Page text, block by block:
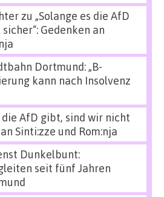
zu „Solange es die AfD
Gedenken an
Dortmund: „B-
kann nach Insolvenz
die AfD gibt, sind wir nicht
Sinti:zze und Rom:nja
Dunkelbunt:
seit fünf Jahren